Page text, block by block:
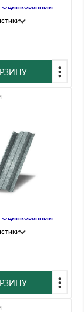
Оцинкованный
Оцинкованный